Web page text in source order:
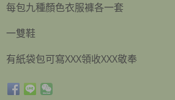
每包九種顏色衣服褲各一套
一雙鞋
有紙袋包可寫XXX領收XXX敬奉